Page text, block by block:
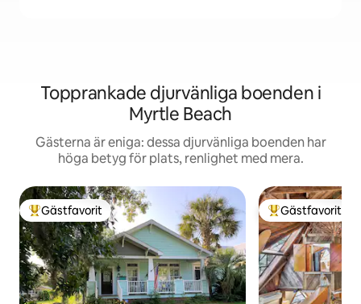
Topprankade djurvänliga boenden i
Myrtle Beach
Gästerna är eniga: dessa djurvänliga boenden har
höga betyg för plats, renlighet med mera.
Populär gästfavorit
Gästfavorit Populär
Gästfavorit